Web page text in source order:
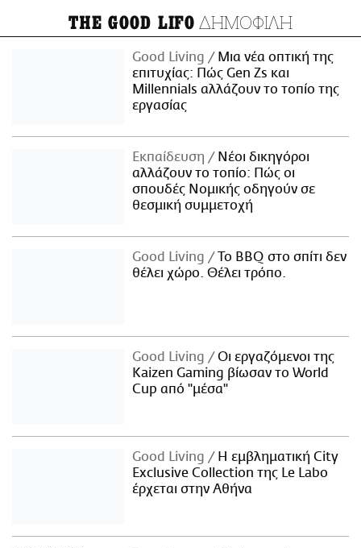
THE GOOD LIFO ΔΗΜΟΦΙΛΗ
Good Living
Μια νέα οπτική της
επιτυχίας: Πώς Gen Zs και
Millennials αλλάζουν το τοπίο της
εργασίας
Εκπαίδευση
Νέοι δικηγόροι
αλλάζουν το τοπίο: Πώς οι
σπουδές Νομικής οδηγούν σε
θεσμική συμμετοχή
Good Living
Το BBQ στο σπίτι δεν
θέλει χώρο. Θέλει τρόπο.
Good Living
Οι εργαζόμενοι της
Kaizen Gaming βίωσαν το World
Cup από "μέσα"
Good Living
Η εμβληματική City
Exclusive Collection της Le Labo
έρχεται στην Αθήνα